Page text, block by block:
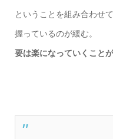
ということを組み合わせ
握っているのが緩む。
要は楽になっていくこと